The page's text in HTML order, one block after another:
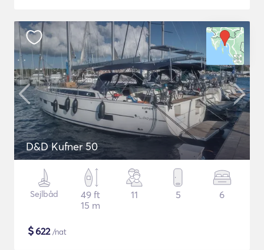
D&D Kufner 50
Sejlbåd
49 ft
15 m
11 5 6
$622/nat